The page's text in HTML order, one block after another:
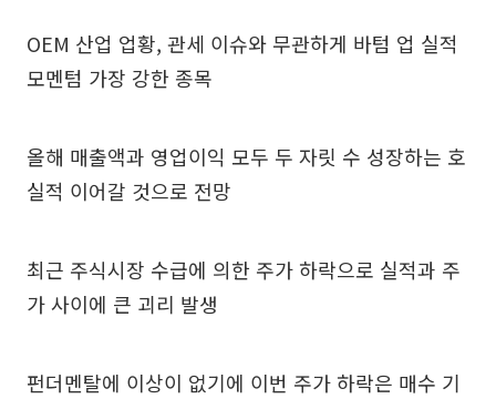
OEM 산업 업황, 관세 이슈와 무관하게 바텀 업 실적
모멘텀 가장 강한 종목
올해 매출액과 영업이익 모두 두 자릿 수 성장하는 호
실적 이어갈 것으로 전망
최근 주식시장 수급에 의한 주가 하락으로 실적과 주
가 사이에 큰 괴리 발생
펀더멘탈에 이상이 없기에 이번 주가 하락은 매수 기